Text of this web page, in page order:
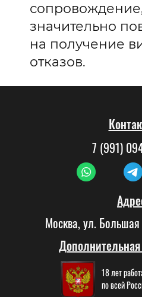
значительно
на получение
отказов.
7 (991)
Москва, ул.
18 лет
по всей